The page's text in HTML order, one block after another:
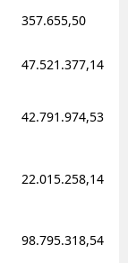
357.655,50
47.521.377,14
42.791.974,53
22.015.258,14
98.795.318,54